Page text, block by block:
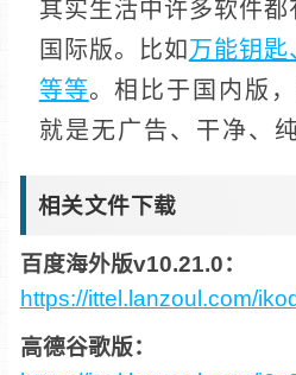
其实生活中许多软件都
国际版。比如万能钥匙
等等。 相比于国内版
就是无广告、干净、纯
相关文件下载
百度海外版v10.21.0：
https://ittel.lanzoul.com/
高德谷歌版：